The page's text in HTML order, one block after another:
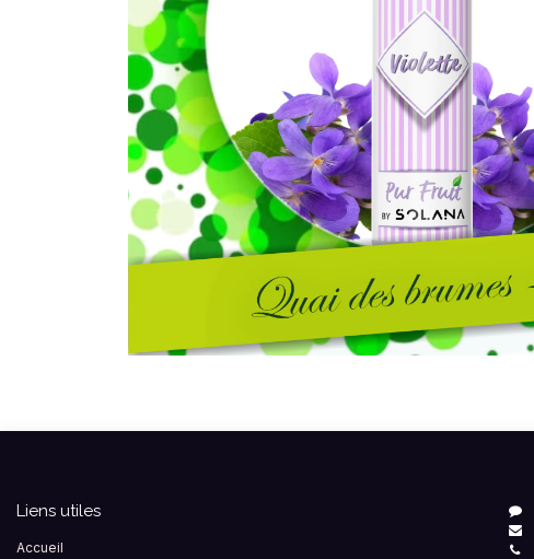
Liens utiles
Accueil